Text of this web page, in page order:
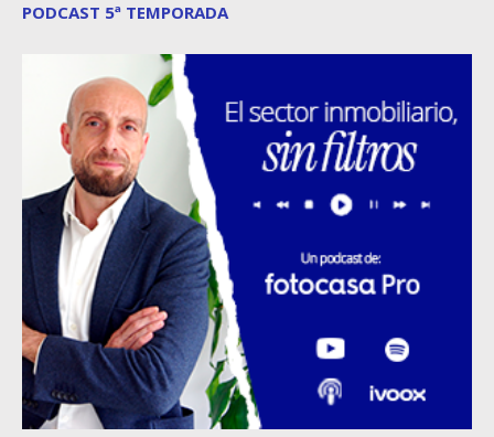
PODCAST 5ª TEMPORADA